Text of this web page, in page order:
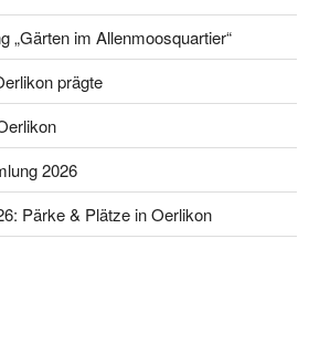
„Gärten im Allenmoosquartier“
prägte
2026
Pärke & Plätze in Oerlikon